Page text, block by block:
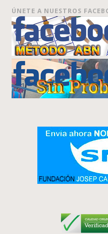
ÚNETE A NUESTROS